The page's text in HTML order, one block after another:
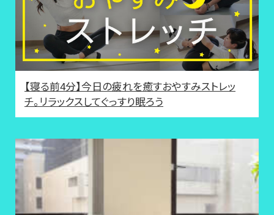
【寝る前4分】今日の疲れを癒すおやすみストレッ
チ。リラックスしてぐっすり眠ろう